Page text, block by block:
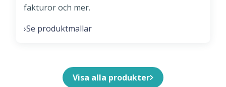
fakturor och mer.
›Se produktmallar
Visa alla produkter